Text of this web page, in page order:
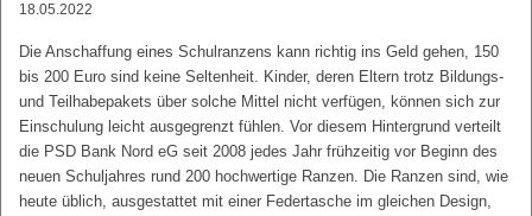
18.05.2022
Die Anschaffung eines Schulranzens kann richtig ins Geld gehen, 150
bis 200 Euro sind keine Seltenheit. Kinder, deren Eltern trotz Bildungs-
und Teilhabepakets über solche Mittel nicht verfügen, können sich zur
Einschulung leicht ausgegrenzt fühlen. Vor diesem Hintergrund verteilt
die PSD Bank Nord eG seit 2008 jedes Jahr frühzeitig vor Beginn des
neuen Schuljahres rund 200 hochwertige Ranzen. Die Ranzen sind, wie
heute üblich, ausgestattet mit einer Federtasche im gleichen Design,